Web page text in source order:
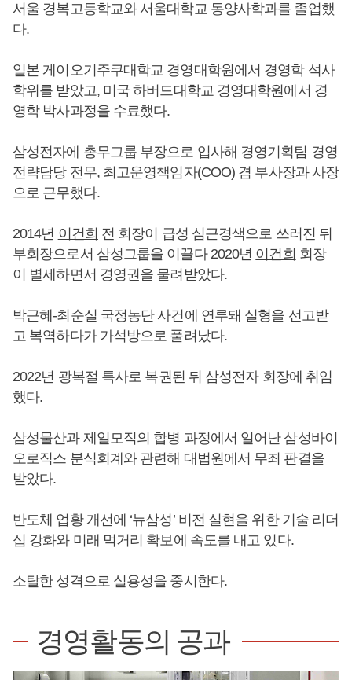
서울 경복고등학교와 서울대학교 동양사학과를 졸업했
다.
일본 게이오기주쿠대학교 경영대학원에서 경영학 석사
학위를 받았고, 미국 하버드대학교 경영대학원에서 경
영학 박사과정을 수료했다.
삼성전자에 총무그룹 부장으로 입사해 경영기획팀 경영
전략담당 전무, 최고운영책임자(COO) 겸 부사장과 사장
으로 근무했다.
2014년 이건희 전 회장이 급성 심근경색으로 쓰러진 뒤
부회장으로서 삼성그룹을 이끌다 2020년 이건희 회장
이 별세하면서 경영권을 물려받았다.
박근혜-최순실 국정농단 사건에 연루돼 실형을 선고받
고 복역하다가 가석방으로 풀려났다.
2022년 광복절 특사로 복권된 뒤 삼성전자 회장에 취임
했다.
삼성물산과 제일모직의 합병 과정에서 일어난 삼성바이
오로직스 분식회계와 관련해 대법원에서 무죄 판결을
받았다.
반도체 업황 개선에 ‘뉴삼성’ 비전 실현을 위한 기술 리더
십 강화와 미래 먹거리 확보에 속도를 내고 있다.
소탈한 성격으로 실용성을 중시한다.
경영활동의 공과